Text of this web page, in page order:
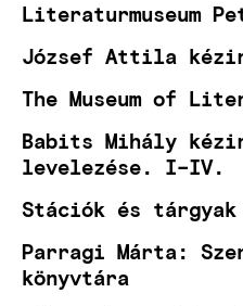
Literaturmuseum
József Attila
The Museum of
Babits Mihály
levelezése. I–IV.
Stációk és tárgyak
Parragi Márta:
könyvtára